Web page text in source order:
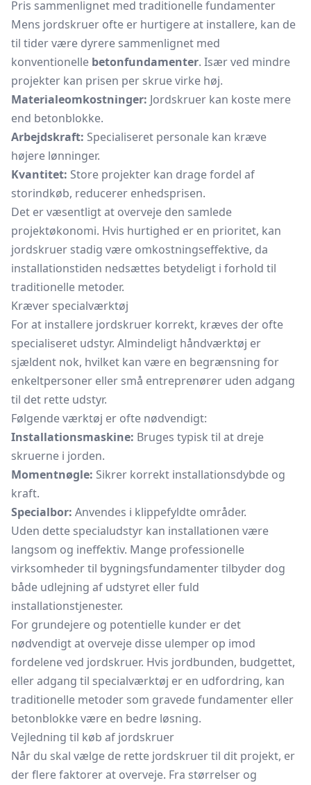
Pris sammenlignet med traditionelle fundamenter
Mens jordskruer ofte er hurtigere at installere, kan de
til tider være dyrere sammenlignet med
konventionelle betonfundamenter. Især ved mindre
projekter kan prisen per skrue virke høj.
Materialeomkostninger: Jordskruer kan koste mere
end betonblokke.
Arbejdskraft: Specialiseret personale kan kræve
højere lønninger.
Kvantitet: Store projekter kan drage fordel af
storindkøb, reducerer enhedsprisen.
Det er væsentligt at overveje den samlede
projektøkonomi. Hvis hurtighed er en prioritet, kan
jordskruer stadig være omkostningseffektive, da
installationstiden nedsættes betydeligt i forhold til
traditionelle metoder.
Kræver specialværktøj
For at installere jordskruer korrekt, kræves der ofte
specialiseret udstyr. Almindeligt håndværktøj er
sjældent nok, hvilket kan være en begrænsning for
enkeltpersoner eller små entreprenører uden adgang
til det rette udstyr.
Følgende værktøj er ofte nødvendigt:
Installationsmaskine: Bruges typisk til at dreje
skruerne i jorden.
Momentnøgle: Sikrer korrekt installationsdybde og
kraft.
Specialbor: Anvendes i klippefyldte områder.
Uden dette specialudstyr kan installationen være
langsom og ineffektiv. Mange professionelle
virksomheder til bygningsfundamenter tilbyder dog
både udlejning af udstyret eller fuld
installationstjenester.
For grundejere og potentielle kunder er det
nødvendigt at overveje disse ulemper op imod
fordelene ved jordskruer. Hvis jordbunden, budgettet,
eller adgang til specialværktøj er en udfordring, kan
traditionelle metoder som gravede fundamenter eller
betonblokke være en bedre løsning.
Vejledning til køb af jordskruer
Når du skal vælge de rette jordskruer til dit projekt, er
der flere faktorer at overveje. Fra størrelser og